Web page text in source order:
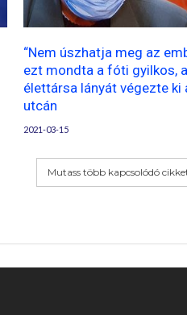
“Nem úszhatja meg az
ezt mondta a fóti gyilkos,
élettársa lányát végezte ki
utcán
2021-03-15
Mutass több kapcsolódó